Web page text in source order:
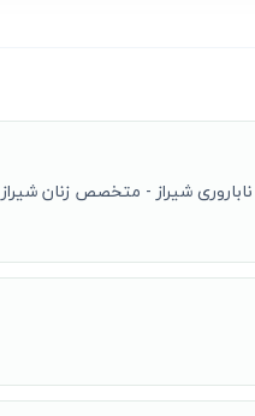
شیراز - متخصص زنان شیراز